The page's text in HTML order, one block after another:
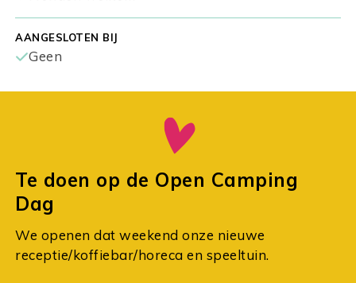
AANGESLOTEN BIJ
Geen
Te doen op de Open Camping
Dag
We openen dat weekend onze nieuwe
receptie/koffiebar/horeca en speeltuin.